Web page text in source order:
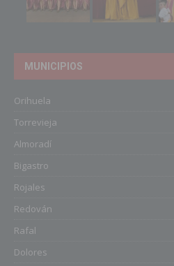
MUNICIPIOS
Orihuela
Torrevieja
Almoradí
Bigastro
Rojales
Redován
Rafal
Dolores